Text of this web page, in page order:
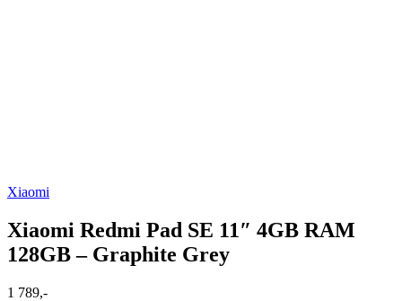
Xiaomi
Xiaomi Redmi Pad SE 11″ 4GB RAM
128GB – Graphite Grey
1 789,-